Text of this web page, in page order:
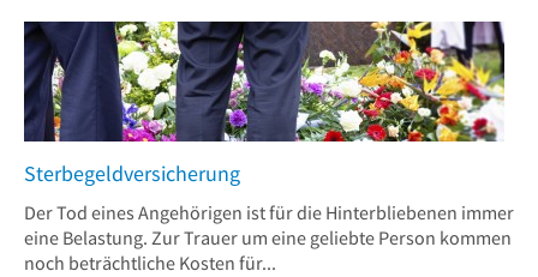
Sterbegeldversicherung
Der Tod eines Angehörigen ist für die Hinterbliebenen immer
eine Belastung. Zur Trauer um eine geliebte Person kommen
noch beträchtliche Kosten für...